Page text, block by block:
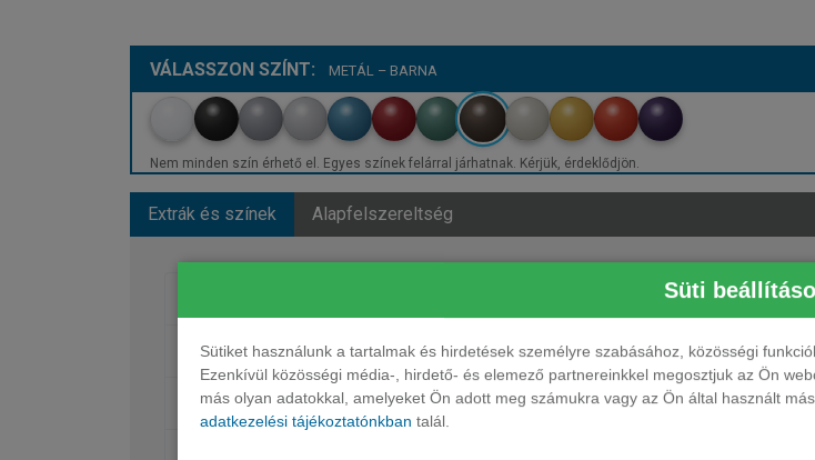
Süti
Sütiket használunk a tartalmak és hirdetések személyre szabásához, közösségi
Ezenkívül közösségi média-, hirdető- és elemező partnereinkkel megosztjuk az Ön
más olyan adatokkal, amelyeket Ön adott meg számukra vagy az Ön által használt
adatkezelési tájékoztatónkban talál.
VÁLASSZON SZÍNT: METÁL – BARNA
Nem minden szín érhető el. Egyes színek felárral járhatnak. Kérjük, érdeklődjön.
Extrák és színek Alapfelszereltség
Kerekek
Ülések, kárpit, dekor